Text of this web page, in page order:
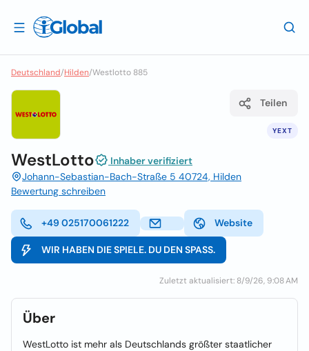
Deutschland/Hilden/Westlotto 885
YEXT
Teilen
WestLotto
Inhaber verifiziert
Johann-Sebastian-Bach-Straße 5 40724, Hilden
Bewertung schreiben
+49 025170061222 Website
WIR HABEN DIE SPIELE. DU DEN SPASS.
Zuletzt aktualisiert: 8/9/26, 9:08 AM
Über
WestLotto ist mehr als Deutschlands größter staatlicher